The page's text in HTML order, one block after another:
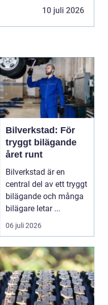
10 juli 2026
Bilverkstad: För
tryggt bilägande
året runt
Bilverkstad är en
central del av ett tryggt
bilägande och många
bilägare letar ...
06 juli 2026